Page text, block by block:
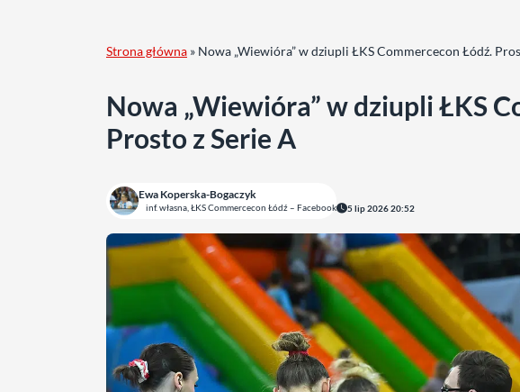
Strona główna » Nowa „Wiewióra” w dziupli ŁKS Commercecon Łódź.
Nowa „Wiewióra” w dziupli ŁKS
Prosto z Serie A
Ewa Koperska-Bogaczyk
inf. własna, ŁKS Commercecon Łódź – Facebook 5 lip 2026 20:52